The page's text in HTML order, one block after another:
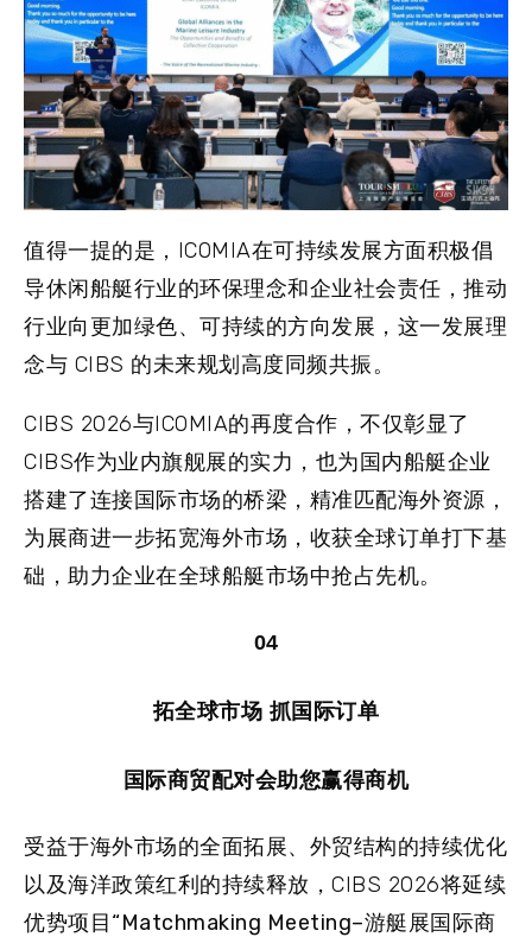
值得一提的是，ICOMIA在可持续发展方面积极倡
导休闲船艇行业的环保理念和企业社会责任 ，推动
行业向更加绿色、可持续的方向发展，这一发展理
念与 CIBS 的未来规划高度同频共振。
CIBS 2026与ICOMIA的再度合作，不仅彰显了
CIBS作为业内旗舰展的实力，也为国内船艇企业
搭建了连接国际市场的桥梁，精准匹配海外资源，
为展商进一步拓宽海外市场，收获全球订单打下基
础，助力企业在全球船艇市场中抢占先机。
04
拓全球市场 抓国际订单
国际商贸配对会助您赢得商机
受益于海外市场的全面拓展、外贸结构的持续优化
以及海洋政策红利的持续释放，CIBS 2026将延续
优势项目“Matchmaking Meeting–游艇展国际商